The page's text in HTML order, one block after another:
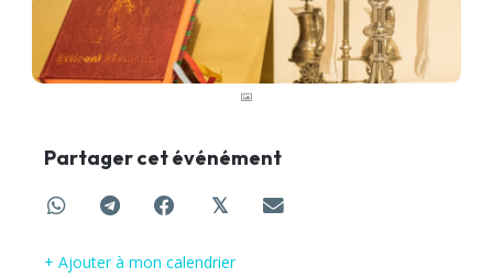
Partager cet événément
𝕏
+ Ajouter à mon calendrier